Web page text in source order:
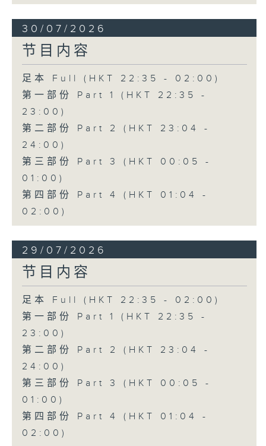
30/07/2026
节目内容
足本 Full (HKT 22:35 - 02:00)
第一部份 Part 1 (HKT 22:35 -
23:00)
第二部份 Part 2 (HKT 23:04 -
24:00)
第三部份 Part 3 (HKT 00:05 -
01:00)
第四部份 Part 4 (HKT 01:04 -
02:00)
29/07/2026
节目内容
足本 Full (HKT 22:35 - 02:00)
第一部份 Part 1 (HKT 22:35 -
23:00)
第二部份 Part 2 (HKT 23:04 -
24:00)
第三部份 Part 3 (HKT 00:05 -
01:00)
第四部份 Part 4 (HKT 01:04 -
02:00)